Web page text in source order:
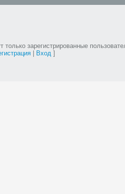
только зарегистрированные
| Вход]